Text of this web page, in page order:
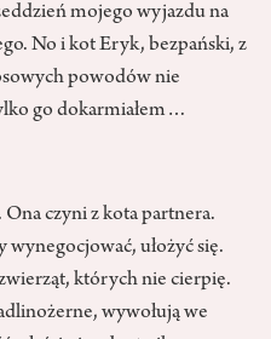
mojego wyjazdu na
No i kot Eryk, bezpański, z
powodów nie
go dokarmiałem…
Ona czyni z kota partnera.
wynegocjować, ułożyć się.
których nie cierpię.
wywołują we